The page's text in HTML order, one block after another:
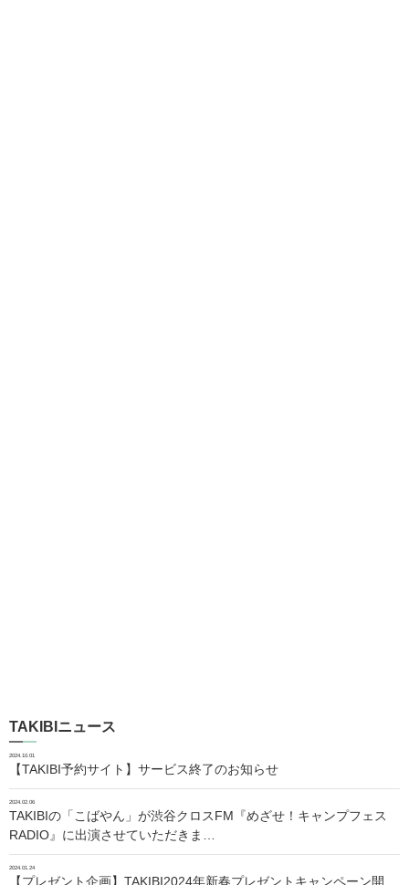
TAKIBIニュース
2024.10.01
【TAKIBI予約サイト】サービス終了のお知らせ
2024.02.06
TAKIBIの「こばやん」が渋谷クロスFM『めざせ！キャンプフェス
RADIO』に出演させていただきま…
2024.01.24
【プレゼント企画】TAKIBI2024年新春プレゼントキャンペーン開